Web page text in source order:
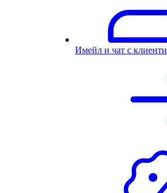
Имейл и чат с клиенти